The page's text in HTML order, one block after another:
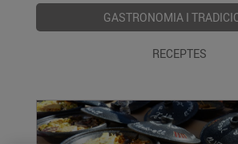
GASTRONOMIA I
RECEPTES